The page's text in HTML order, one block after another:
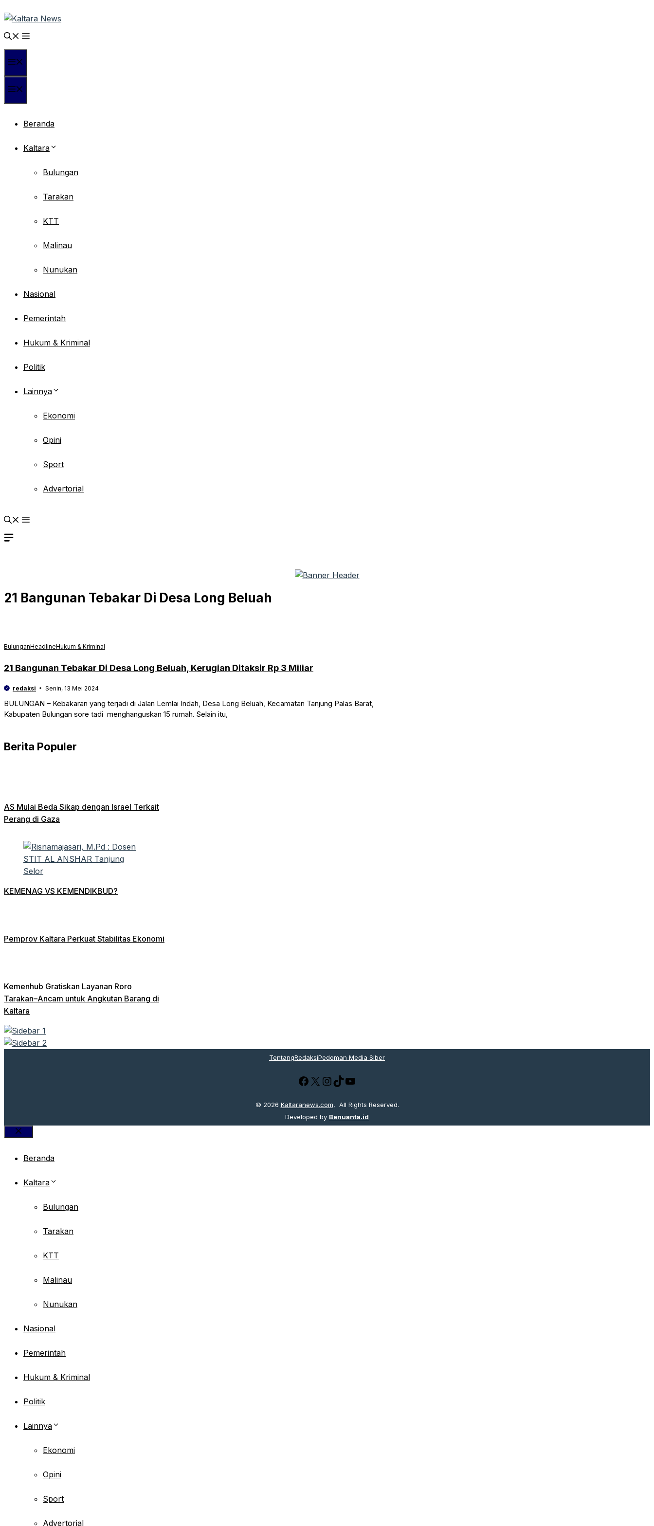
ke
isi
Beranda
Kaltara
Bulungan
Tarakan
KTT
Malinau
Nunukan
Nasional
Pemerintah
Hukum & Kriminal
Politik
Lainnya
Ekonomi
Opini
Sport
Advertorial
21 Bangunan Tebakar Di Desa Long Beluah
BulunganHeadlineHukum & Kriminal
21 Bangunan Tebakar Di Desa Long Beluah, Kerugian Ditaksir Rp 3 Miliar
redaksi Senin, 13 Mei 2024
BULUNGAN – Kebakaran yang terjadi di Jalan Lemlai Indah, Desa Long Beluah, Kecamatan Tanjung Palas Barat,
Kabupaten Bulungan sore tadi menghanguskan 15 rumah. Selain itu,
Berita Populer
AS Mulai Beda Sikap dengan Israel Terkait
Perang di Gaza
KEMENAG VS KEMENDIKBUD?
Pemprov Kaltara Perkuat Stabilitas Ekonomi
Kemenhub Gratiskan Layanan Roro
Tarakan–Ancam untuk Angkutan Barang di
Kaltara
TentangRedaksiPedoman Media Siber
Facebook
X Instagram
TikTok
YouTube
© 2026 Kaltaranews.com, All Rights Reserved.
Developed by Benuanta.id
Close
Beranda
Kaltara
Bulungan
Tarakan
KTT
Malinau
Nunukan
Nasional
Pemerintah
Hukum & Kriminal
Politik
Lainnya
Ekonomi
Opini
Sport
Advertorial